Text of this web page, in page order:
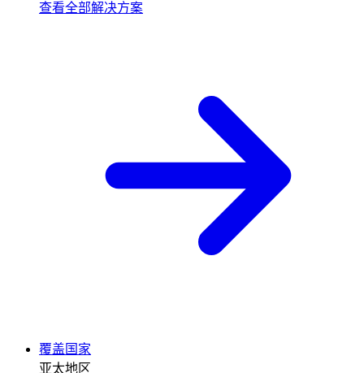
查看全部解决方案
覆盖国家
亚太地区